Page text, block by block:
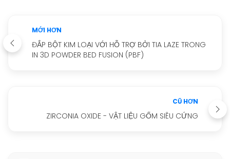
MỚI HƠN
ĐẮP BỘT KIM LOẠI VỚI HỖ TRỢ BỞI TIA LAZE TRONG
IN 3D POWDER BED FUSION (PBF)
CŨ HƠN
ZIRCONIA OXIDE - VẬT LIỆU GỐM SIÊU CỨNG